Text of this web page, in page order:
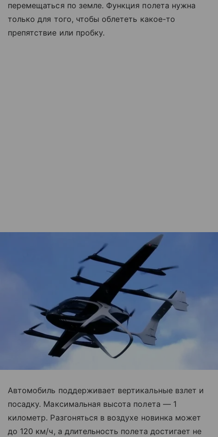
перемещаться по земле. Функция полета нужна
только для того, чтобы облететь какое-то
препятствие или пробку.
Автомобиль поддерживает вертикальные взлет и
посадку. Максимальная высота полета — 1
километр. Разгоняться в воздухе новинка может
до 120 км/ч, а длительность полета достигает не